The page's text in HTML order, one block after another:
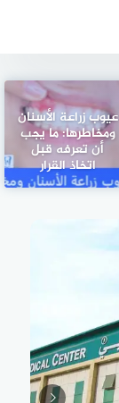
عيوب زراعة الأسنان
ومخاطرها: ما يجب
أن تعرفه قبل
اتخاذ القرار